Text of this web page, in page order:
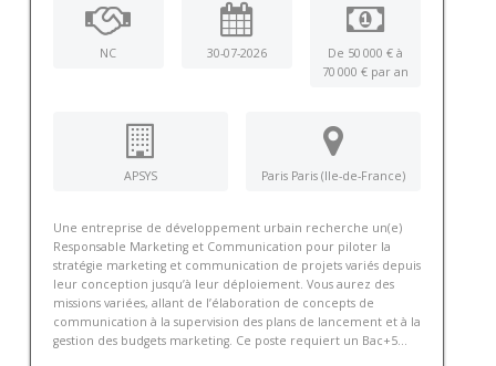
NC 30-07-2026
De 50 000 € à
70 000 € par an
APSYS Paris Paris (Ile-de-France)
Une entreprise de développement urbain recherche un(e)
Responsable Marketing et Communication pour piloter la
stratégie marketing et communication de projets variés depuis
leur conception jusqu’à leur déploiement. Vous aurez des
missions variées, allant de l’élaboration de concepts de
communication à la supervision des plans de lancement et à la
gestion des budgets marketing. Ce poste requiert un Bac+5...